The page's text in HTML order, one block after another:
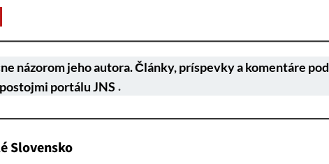
názorom jeho autora. Články, príspevky a komentáre pod
portálu JNS .
Slovensko